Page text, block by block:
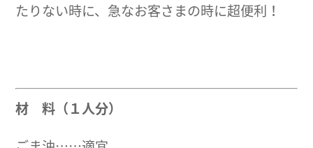
たりない時に、急なお客さまの時に超便利！
材 料（１人分）